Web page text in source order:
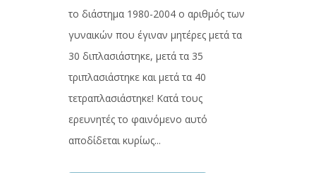
το διάστημα 1980-2004 ο αριθμός των
γυναικών που έγιναν μητέρες μετά τα
30 διπλασιάστηκε, μετά τα 35
τριπλασιάστηκε και μετά τα 40
τετραπλασιάστηκε! Κατά τους
ερευνητές το φαινόμενο αυτό
αποδίδεται κυρίως...